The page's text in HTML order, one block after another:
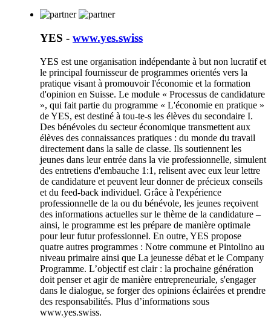
YES - www.yes.swiss
YES est une organisation indépendante à but non lucratif et
le principal fournisseur de programmes orientés vers la
pratique visant à promouvoir l'économie et la formation
d'opinion en Suisse. Le module « Processus de candidature
», qui fait partie du programme « L'économie en pratique »
de YES, est destiné à tou-te-s les élèves du secondaire I.
Des bénévoles du secteur économique transmettent aux
élèves des connaissances pratiques : du monde du travail
directement dans la salle de classe. Ils soutiennent les
jeunes dans leur entrée dans la vie professionnelle, simulent
des entretiens d'embauche 1:1, relisent avec eux leur lettre
de candidature et peuvent leur donner de précieux conseils
et du feed-back individuel. Grâce à l'expérience
professionnelle de la ou du bénévole, les jeunes reçoivent
des informations actuelles sur le thème de la candidature –
ainsi, le programme est les prépare de manière optimale
pour leur futur professionnel. En outre, YES propose
quatre autres programmes : Notre commune et Pintolino au
niveau primaire ainsi que La jeunesse débat et le Company
Programme. L’objectif est clair : la prochaine génération
doit penser et agir de manière entrepreneuriale, s'engager
dans le dialogue, se forger des opinions éclairées et prendre
des responsabilités. Plus d’informations sous
www.yes.swiss.